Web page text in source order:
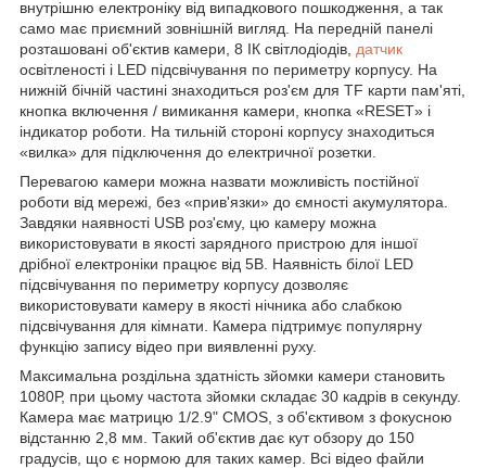
внутрішню електроніку від випадкового пошкодження, а так
само має приємний зовнішній вигляд. На передній панелі
розташовані об'єктив камери, 8 ІК світлодіодів, датчик
освітленості і LED підсвічування по периметру корпусу. На
нижній бічній частині знаходиться роз'єм для TF карти пам'яті,
кнопка включення / вимикання камери, кнопка «RESET» і
індикатор роботи. На тильній стороні корпусу знаходиться
«вилка» для підключення до електричної розетки.
Перевагою камери можна назвати можливість постійної
роботи від мережі, без «прив'язки» до ємності акумулятора.
Завдяки наявності USB роз'єму, цю камеру можна
використовувати в якості зарядного пристрою для іншої
дрібної електроніки працює від 5В. Наявність білої LED
підсвічування по периметру корпусу дозволяє
використовувати камеру в якості нічника або слабкою
підсвічування для кімнати. Камера підтримує популярну
функцію запису відео при виявленні руху.
Максимальна роздільна здатність зйомки камери становить
1080Р, при цьому частота зйомки складає 30 кадрів в секунду.
Камера має матрицю 1/2.9" CMOS, з об'єктивом з фокусною
відстанню 2,8 мм. Такий об'єктив дає кут обзору до 150
градусів, що є нормою для таких камер. Всі відео файли